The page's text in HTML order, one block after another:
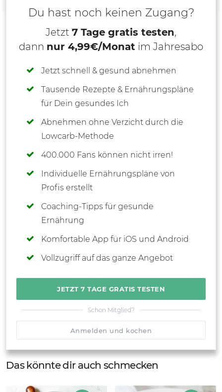
Du hast noch keinen Zugang?
Jetzt 7 Tage gratis testen,
dann nur 4,99€/Monat im Jahresabo
Jetzt schnell & gesund abnehmen
Tausende Rezepte & Ernährungspläne
für Dein gesundes Ich
Abnehmen ohne Verzicht durch die
Lowcarb-Methode
400.000 Fans können nicht irren!
Individuelle Ernährungspläne von
Profis erstellt
Coaching-Tipps für gesunde
Ernährung
Komfortable App für iOS und Android
Vollzugriff auf das ganze Angebot
JETZT 7 TAGE GRATIS TESTEN
Schon Mitglied?
Anmelden und kochen
Das könnte dir auch schmecken